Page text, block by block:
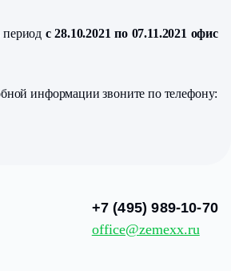
с 28.10.2021 по 07.11.2021 офис
информации звоните по телефону:
+7 (495) 989-10-70
office@zemexx.ru